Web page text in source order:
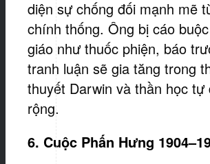
diện sự chống đối mạnh mẽ
chính thống. Ông bị cáo
giáo như thuốc phiện, báo
tranh luận sẽ gia tăng trong
thuyết Darwin và thần học tự
rộng.
6. Cuộc Phấn Hưng